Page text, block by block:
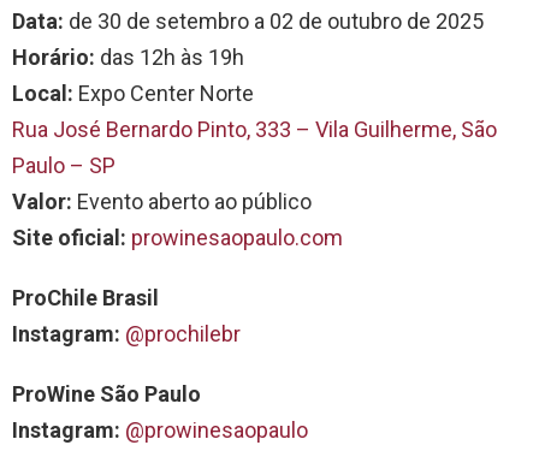
Data: de 30 de setembro a 02 de outubro de 2025
Horário: das 12h às 19h
Local: Expo Center Norte
Rua José Bernardo Pinto, 333 – Vila Guilherme, São
Paulo – SP
Valor: Evento aberto ao público
Site oficial: prowinesaopaulo.com
ProChile Brasil
Instagram: @prochilebr
ProWine São Paulo
Instagram: @prowinesaopaulo